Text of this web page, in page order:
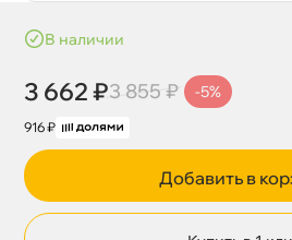
наличии
3 662 ₽3 855 ₽ -5%
916 ₽
Добавить в